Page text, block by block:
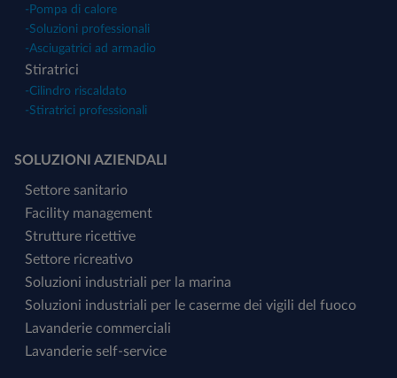
- Pompa di calore
-Soluzioni professionali
-Asciugatrici ad armadio
Stiratrici
-Cilindro riscaldato
-Stiratrici professionali
SOLUZIONI AZIENDALI
Settore sanitario
Facility management
Strutture ricettive
Settore ricreativo
Soluzioni industriali per la marina
Soluzioni industriali per le caserme dei vigili del fuoco
Lavanderie commerciali
Lavanderie self-service